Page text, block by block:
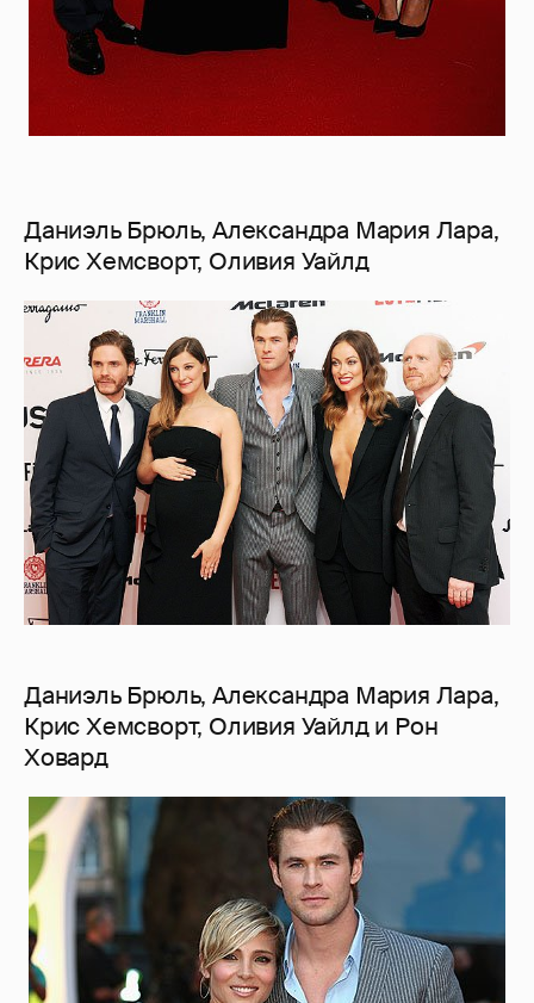
Даниэль Брюль, Александра Мария Лара,
Крис Хемсворт, Оливия Уайлд
Даниэль Брюль, Александра Мария Лара,
Крис Хемсворт, Оливия Уайлд и Рон
Ховард